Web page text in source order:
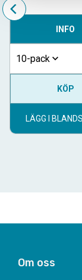
INFO
10-pack
KÖP
LÄGG I
Om oss